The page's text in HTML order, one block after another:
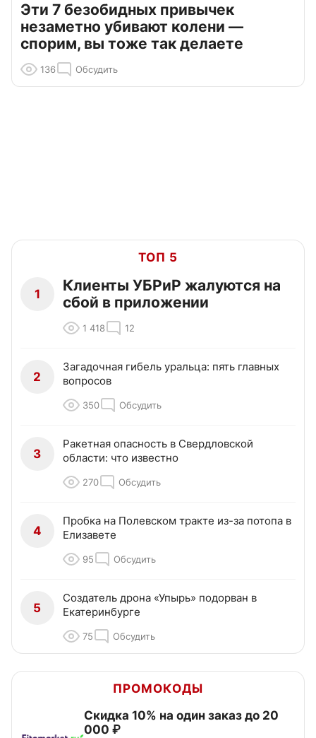
Эти 7 безобидных привычек
незаметно убивают колени —
спорим, вы тоже так делаете
136 Обсудить
ТОП 5
1
Клиенты УБРиР жалуются на
сбой в приложении
1 418 12
2
Загадочная гибель уральца: пять главных
вопросов
350 Обсудить
3
Ракетная опасность в Свердловской
области: что известно
270 Обсудить
4
Пробка на Полевском тракте из-за потопа в
Елизавете
95 Обсудить
5
Создатель дрона «Упырь» подорван в
Екатеринбурге
75 Обсудить
ПРОМОКОДЫ
Скидка 10% на один заказ до 20
000 ₽